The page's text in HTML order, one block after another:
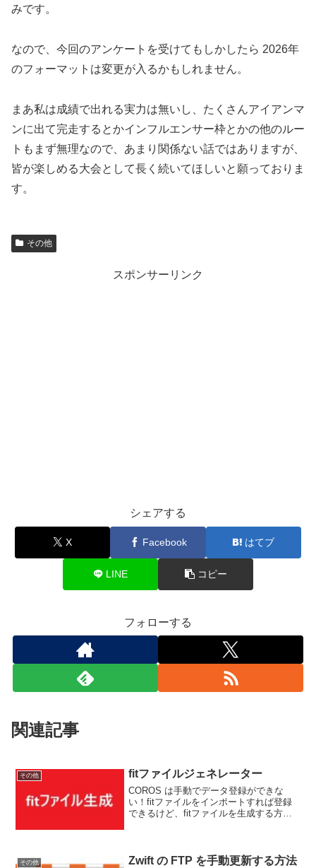
みです。
なので、今回のアンケートを受けてもしかしたら 2026年
のフォーマットは変更が入るかもしれません。
まあ私は成績で出れる実力は無いし、たくさんアイアンマ
ンに出て完走するとかインフルエンサー枠とかの他のルー
トもまず無理なので、あまり関係ない話ではありますが、
皆が楽しめる大会として長く続いてほしいと願っておりま
す。
その他
スポンサーリンク
シェアする
X Facebook はてブ
LINE コピー
フォローする
関連記事
その他 fitファイルジェネレーター
COROS は手動でデータ登録ができな
い！fitファイルをインポートすれば登録
できるけど、fitファイルを生成する方法
その他 Zwift の FTP を手動更新する方法